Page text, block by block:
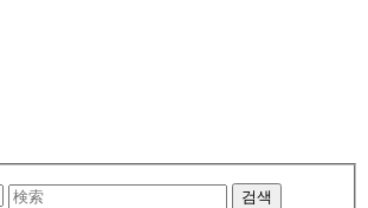
검색